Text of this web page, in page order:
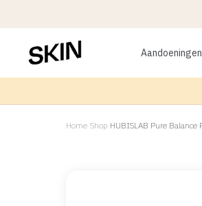
Aandoeningen
Home Shop